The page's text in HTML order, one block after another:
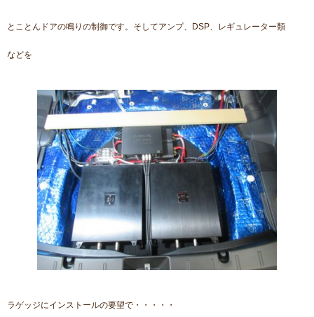
とことんドアの鳴りの制御です。そしてアンプ、DSP、レギュレーター類
などを
ラゲッジにインストールの要望で・・・・・